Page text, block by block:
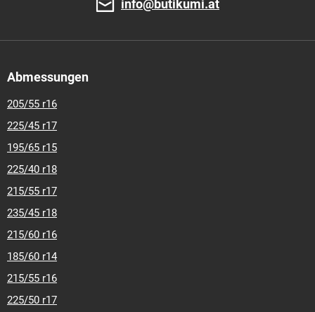
info@butikumi.at
Abmessungen
205/55 r16
225/45 r17
195/65 r15
225/40 r18
215/55 r17
235/45 r18
215/60 r16
185/60 r14
215/55 r16
225/50 r17